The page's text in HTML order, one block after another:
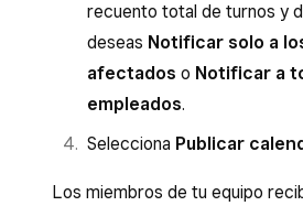
recuento total de turnos y
deseas Notificar solo a
afectados o Notificar a
empleados.
Selecciona Publicar
Los miembros de tu equipo